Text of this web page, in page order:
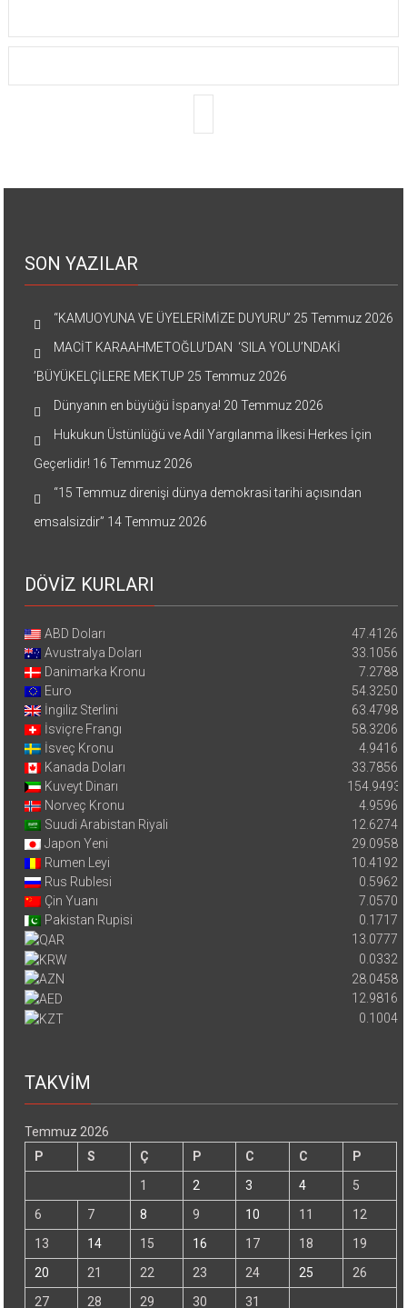
SON YAZILAR
“KAMUOYUNA VE ÜYELERİMİZE DUYURU” 25 Temmuz 2026
MACİT KARAAHMETOĞLU’DAN ‘SILA YOLU’NDAKİ
’BÜYÜKELÇİLERE MEKTUP 25 Temmuz 2026
Dünyanın en büyüğü İspanya! 20 Temmuz 2026
Hukukun Üstünlüğü ve Adil Yargılanma İlkesi Herkes İçin
Geçerlidir! 16 Temmuz 2026
“15 Temmuz direnişi dünya demokrasi tarihi açısından
emsalsizdir” 14 Temmuz 2026
DÖVİZ KURLARI
ABD Doları
47.4126
Avustralya Doları
33.1056
Danimarka Kronu
7.2788
Euro
54.3250
İngiliz Sterlini
63.4798
İsviçre Frangı
58.3206
İsveç Kronu
4.9416
Kanada Doları
33.7856
Kuveyt Dinarı
154.9493
Norveç Kronu
4.9596
Suudi Arabistan Riyali
12.6274
Japon Yeni
29.0958
Rumen Leyi
10.4192
Rus Rublesi
0.5962
Çin Yuanı
7.0570
Pakistan Rupisi
0.1717
13.0777
0.0332
28.0458
12.9816
0.1004
TAKVİM
Temmuz 2026
P
S Ç P C C
P
1
2 3 4
5
6
7 8 9 10 11
12
13
14 15 16 17 18
19
20
21 22 23 24 25
26
27
28 29 30 31